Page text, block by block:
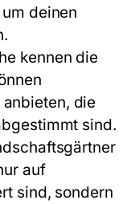
deinen
kennen die
die
sind.
auf
sind, sondern